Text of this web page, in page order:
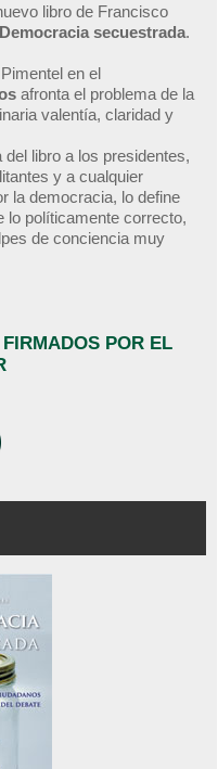
libro de Francisco
Democracia secuestrada.
en el
afronta el problema de la
valentía, claridad y
libro a los presidentes,
y a cualquier
la democracia, lo define
lo políticamente correcto,
de conciencia muy
POR EL